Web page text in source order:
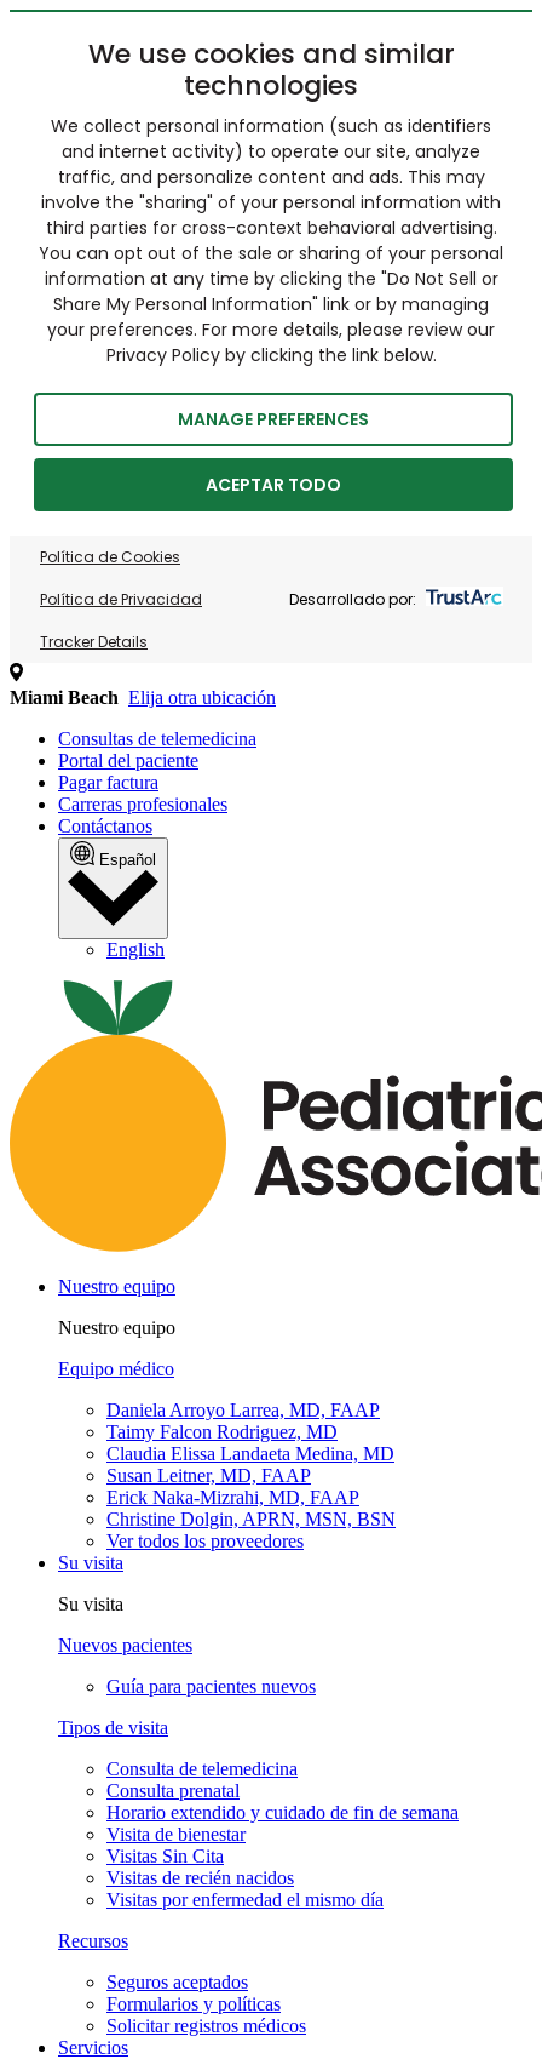
We use cookies and similar
technologies
We collect personal information (such as identifiers
and internet activity) to operate our site, analyze
traffic, and personalize content and ads. This may
involve the "sharing" of your personal information with
third parties for cross-context behavioral advertising.
You can opt out of the sale or sharing of your personal
information at any time by clicking the "Do Not Sell or
Share My Personal Information" link or by managing
your preferences. For more details, please review our
Privacy Policy by clicking the link below.
MANAGE PREFERENCES
ACEPTAR TODO
Política de Cookies
Política de Privacidad
Tracker Details
Desarrollado por:
Miami Beach Elija otra ubicación
Consultas de telemedicina
Portal del paciente
Pagar factura
Carreras profesionales
Contáctanos
Español
English
Nuestro equipo
Nuestro equipo
Equipo médico
Daniela Arroyo Larrea, MD, FAAP
Taimy Falcon Rodriguez, MD
Claudia Elissa Landaeta Medina, MD
Susan Leitner, MD, FAAP
Erick Naka-Mizrahi, MD, FAAP
Christine Dolgin, APRN, MSN, BSN
Ver todos los proveedores
Su visita
Su visita
Nuevos pacientes
Guía para pacientes nuevos
Tipos de visita
Consulta de telemedicina
Consulta prenatal
Horario extendido y cuidado de fin de semana
Visita de bienestar
Visitas Sin Cita
Visitas de recién nacidos
Visitas por enfermedad el mismo día
Recursos
Seguros aceptados
Formularios y políticas
Solicitar registros médicos
Servicios